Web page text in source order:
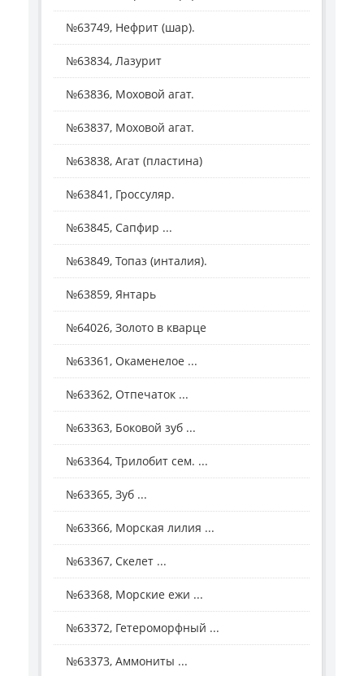
№63749, Нефрит (шар).
№63834, Лазурит
№63836, Моховой агат.
№63837, Моховой агат.
№63838, Агат (пластина)
№63841, Гроссуляр.
№63845, Сапфир ...
№63849, Топаз (инталия).
№63859, Янтарь
№64026, Золото в кварце
№63361, Окаменелое ...
№63362, Отпечаток ...
№63363, Боковой зуб ...
№63364, Трилобит сем. ...
№63365, Зуб ...
№63366, Морская лилия ...
№63367, Скелет ...
№63368, Морские ежи ...
№63372, Гетероморфный ...
№63373, Аммониты ...